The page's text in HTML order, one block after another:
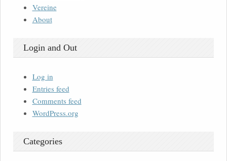
Vereine
About
Login and Out
Log in
Entries feed
Comments feed
WordPress.org
Categories